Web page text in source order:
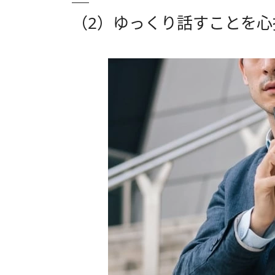
（2）ゆっくり話すことを